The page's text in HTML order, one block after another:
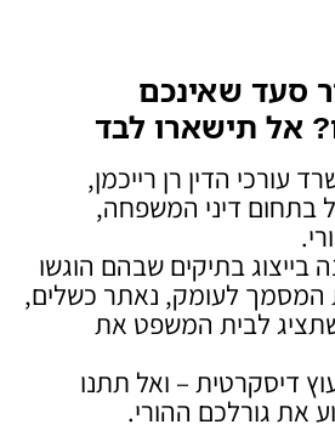
סעד שאינכם
אל תישארו לבד
עורכי הדין רן רייכמן,
בתחום דיני המשפחה,
של 25 שנה בייצוג בתיקים שבהם הוגשו
המסמך לעומק, נאתר כשלים,
לבית המשפט את
דיסקרטית – ואל תתנו
את גורלכם ההורי.